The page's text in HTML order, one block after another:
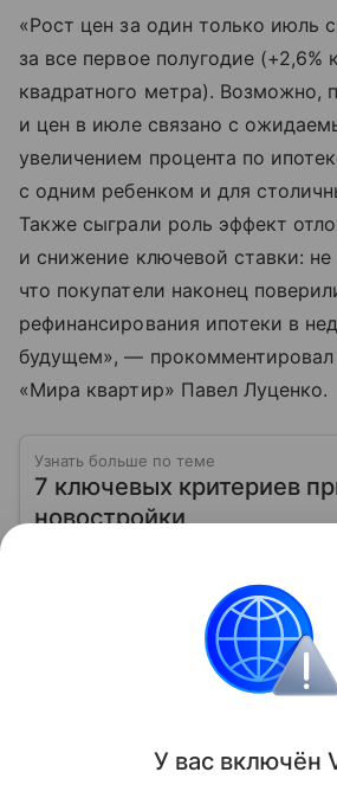
«Рост цен за один только июль
за все первое полугодие (+2,6%
квадратного метра). Возможно,
и цен в июле связано с
увеличением процента по
с одним ребенком и для
Также сыграли роль эффект
и снижение ключевой ставки:
что покупатели наконец
рефинансирования ипотеки в
будущем», — прокомментировал
«Мира квартир» Павел Луценко.
Узнать больше по теме
7 ключевых критериев
новостройки
Городская недвижимость
У вас включён